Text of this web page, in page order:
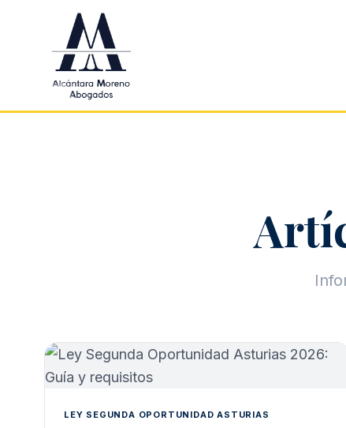
Saltar al contenido principal
LEY SEGUNDA OPORTUNIDAD ASTURIAS